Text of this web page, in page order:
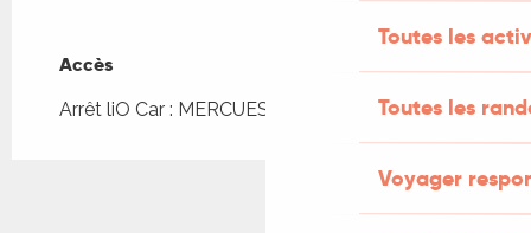
Toutes les
Toutes les
Voyager
Accès
Accès
Arrêt liO Car : MERCUES - Bourg à 1km